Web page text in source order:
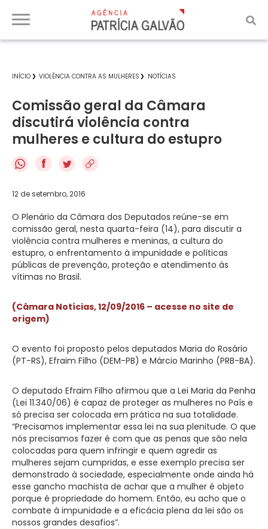
INÍCIO VIOLÊNCIA CONTRA AS MULHERES NOTÍCIAS
Comissão geral da Câmara
discutirá violência contra
mulheres e cultura do estupro
f
12 de setembro, 2016
O Plenário da Câmara dos Deputados reúne-se em
comissão geral, nesta quarta-feira (14), para discutir a
violência contra mulheres e meninas, a cultura do
estupro, o enfrentamento à impunidade e políticas
públicas de prevenção, proteção e atendimento às
vítimas no Brasil.
(Câmara Notícias, 12/09/2016 – acesse no site de
origem)
O evento foi proposto pelos deputados Maria do Rosário
(PT-RS), Efraim Filho (DEM-PB) e Márcio Marinho (PRB-BA).
O deputado Efraim Filho afirmou que a Lei Maria da Penha
(Lei 11.340/06) é capaz de proteger as mulheres no País e
só precisa ser colocada em prática na sua totalidade.
“Precisamos implementar essa lei na sua plenitude. O que
nós precisamos fazer é com que as penas que são nela
colocadas para quem infringir e quem agredir as
mulheres sejam cumpridas, e esse exemplo precisa ser
demonstrado à sociedade, especialmente onde ainda há
esse gancho machista de achar que a mulher é objeto
porque é propriedade do homem. Então, eu acho que o
combate à impunidade e a eficácia plena da lei são os
nossos grandes desafios”.